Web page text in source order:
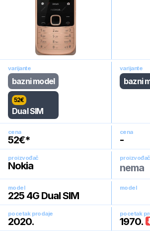
varijante
bazni model
52€
Dual SIM
varijante
bazni
cena
52€*
cena
-
proizvođač
Nokia
proizvođač
nema
model
225 4G Dual SIM
model
pocetak prodaje
2020.
pocetak
1970.